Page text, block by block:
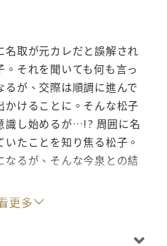
名取が元カレだと誤解され
それを聞いても何も言っ
が、交際は順調に進んで
けることに。そんな松子
識し始めるが…!? 周囲に名
たことを知り焦る松子。
るが、そんな今泉との結
更多